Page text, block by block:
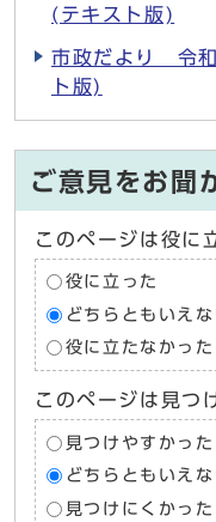
(テキスト版)
市政だより 令
ト版)
ご意見をお聞
このページは役に
役に立った
どちらともいえな
役に立たなかった
このページは見つ
見つけやすかった
どちらともいえな
見つけにくかった